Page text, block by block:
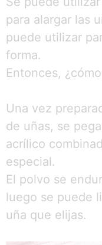
para alargar las
puede utilizar
forma.
Entonces,
Una vez
de uñas, se
acrílico
especial.
El polvo se
luego se puede
uña que elijas.